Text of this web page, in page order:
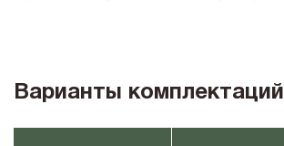
Варианты комплектаций